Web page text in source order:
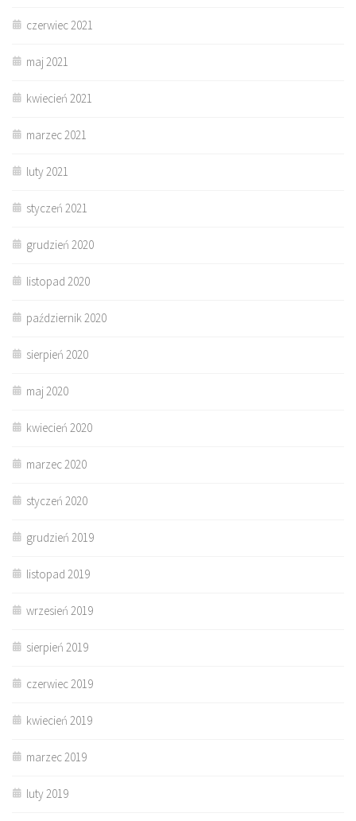
czerwiec 2021
maj 2021
kwiecień 2021
marzec 2021
luty 2021
styczeń 2021
grudzień 2020
listopad 2020
październik 2020
sierpień 2020
maj 2020
kwiecień 2020
marzec 2020
styczeń 2020
grudzień 2019
listopad 2019
wrzesień 2019
sierpień 2019
czerwiec 2019
kwiecień 2019
marzec 2019
luty 2019